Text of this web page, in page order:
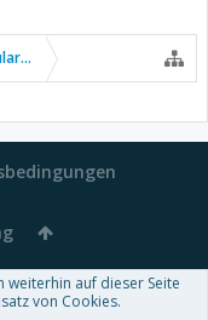
Wirkstoffe
von xenDach
weiterhin auf dieser Seite
von Cookies.